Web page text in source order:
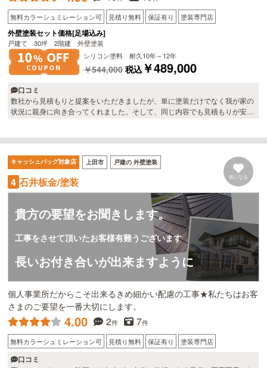
無料カラーシュミレーション可 見積り無料 保証有り 塗装専門店
外壁塗装セット価格[足場込み]
戸建て 30坪 2階建 外壁塗装
シリコン塗料 耐久10年～12年
￥544,000 税込￥489,000
口コミ
数社から見積もりと提案をいただきましたが、単に塗装だけでなく我が家の
状況に親身に向き合ってくれました。そして、同じ内容でも見積もりが安か
キャッシュバッグ対象店 上田市 戸建の 外壁塗装
4 石井板金/塗装 気になる
貴方の要望をお聞きします。
工事をさせて頂いたお客様有難うございます
長いお付き合いが出来ますように
個人事業所だからこそ出来るきめ細かい配慮の工事★私たちはお客
さまのご要望を一番大切にします。
4.00 2件 7件
無料カラーシュミレーション可 見積り無料 保証有り 塗装専門店
口コミ